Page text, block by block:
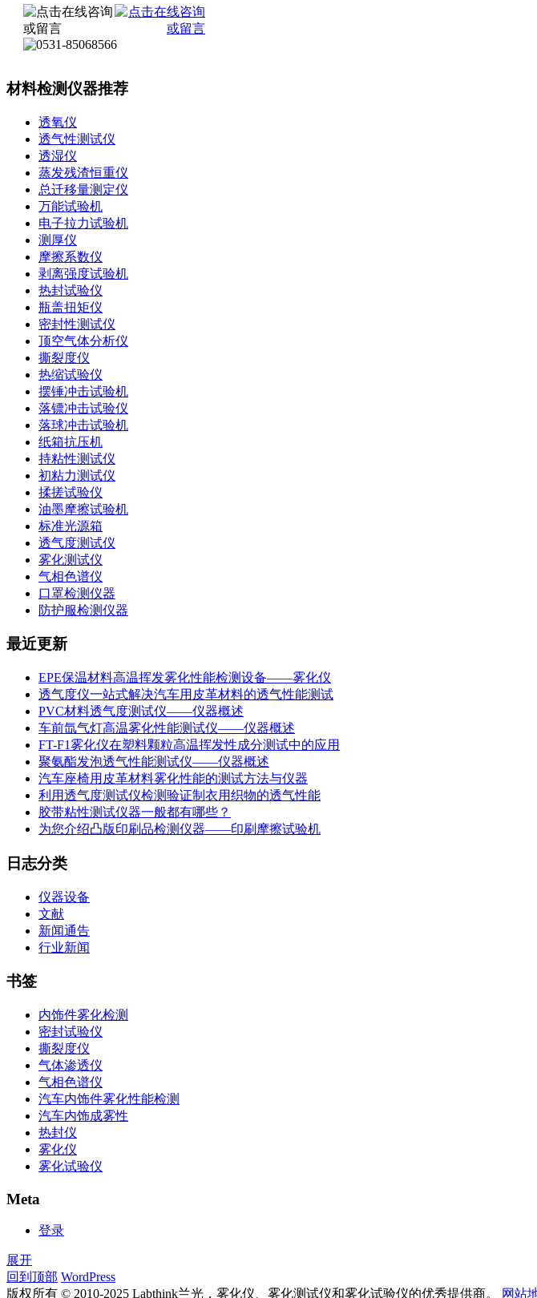
材料检测仪器推荐
透氧仪
透气性测试仪
透湿仪
蒸发残渣恒重仪
总迁移量测定仪
万能试验机
电子拉力试验机
测厚仪
摩擦系数仪
剥离强度试验机
热封试验仪
瓶盖扭矩仪
密封性测试仪
顶空气体分析仪
撕裂度仪
热缩试验仪
摆锤冲击试验机
落镖冲击试验仪
落球冲击试验机
纸箱抗压机
持粘性测试仪
初粘力测试仪
揉搓试验仪
油墨摩擦试验机
标准光源箱
透气度测试仪
雾化测试仪
气相色谱仪
口罩检测仪器
防护服检测仪器
最近更新
EPE保温材料高温挥发雾化性能检测设备——雾化仪
透气度仪一站式解决汽车用皮革材料的透气性能测试
PVC材料透气度测试仪——仪器概述
车前氙气灯高温雾化性能测试仪——仪器概述
FT-F1雾化仪在塑料颗粒高温挥发性成分测试中的应用
聚氨酯发泡透气性能测试仪——仪器概述
汽车座椅用皮革材料雾化性能的测试方法与仪器
利用透气度测试仪检测验证制衣用织物的透气性能
胶带粘性测试仪器一般都有哪些？
为您介绍凸版印刷品检测仪器——印刷摩擦试验机
日志分类
仪器设备
文献
新闻通告
行业新闻
书签
内饰件雾化检测
密封试验仪
撕裂度仪
气体渗透仪
气相色谱仪
汽车内饰件雾化性能检测
汽车内饰成雾性
热封仪
雾化仪
雾化试验仪
Meta
登录
展开
回到顶部 WordPress
版权所有 © 2010-2025 Labthink兰光，雾化仪、雾化测试仪和雾化试验仪的优秀提供商。
网站